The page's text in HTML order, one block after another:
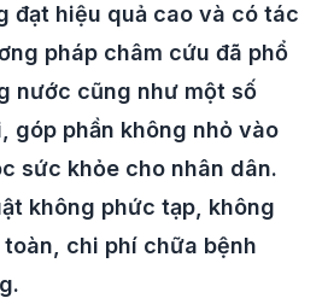
đạt hiệu quả cao và có tác
pháp châm cứu đã phổ
nước cũng như một số
góp phần không nhỏ vào
sức khỏe cho nhân dân.
không phức tạp, không
chi phí chữa bệnh